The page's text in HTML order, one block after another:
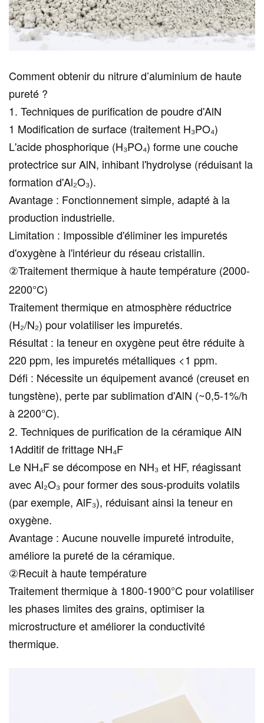
Comment obtenir du nitrure d’aluminium de haute
pureté ?
1. Techniques de purification de poudre d'AlN
1 Modification de surface (traitement H₃PO₄)
L'acide phosphorique (H₃PO₄) forme une couche
protectrice sur AlN, inhibant l'hydrolyse (réduisant la
formation d'Al₂O₃).
Avantage : Fonctionnement simple, adapté à la
production industrielle.
Limitation : Impossible d'éliminer les impuretés
d'oxygène à l'intérieur du réseau cristallin.
②Traitement thermique à haute température (2000-
2200°C)
Traitement thermique en atmosphère réductrice
(H₂/N₂) pour volatiliser les impuretés.
Résultat : la teneur en oxygène peut être réduite à
220 ppm, les impuretés métalliques <1 ppm.
Défi : Nécessite un équipement avancé (creuset en
tungstène), perte par sublimation d'AlN (~0,5-1%/h
à 2200°C).
2. Techniques de purification de la céramique AlN
1Additif de frittage NH₄F
Le NH₄F se décompose en NH₃ et HF, réagissant
avec Al₂O₃ pour former des sous-produits volatils
(par exemple, AlF₃), réduisant ainsi la teneur en
oxygène.
Avantage : Aucune nouvelle impureté introduite,
améliore la pureté de la céramique.
②Recuit à haute température
Traitement thermique à 1800-1900°C pour volatiliser
les phases limites des grains, optimiser la
microstructure et améliorer la conductivité
thermique.